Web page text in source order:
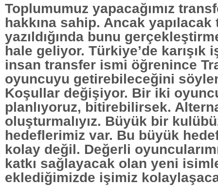
Toplumumuz yapacağımız
hakkına sahip. Ancak
yazıldığında bunu
hale geliyor. Türkiye’de karışık
insan transfer ismi öğrenince
oyuncuyu getirebileceğini
Koşullar değişiyor. Bir iki
planlıyoruz, bitirebilirsek.
oluşturmalıyız. Büyük bir
hedeflerimiz var. Bu büyük
kolay değil. Değerli
katkı sağlayacak olan yeni
eklediğimizde işimiz